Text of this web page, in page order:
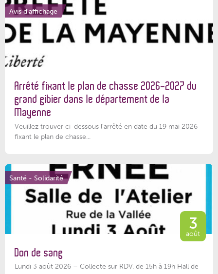
Avis d'affichage
Arrêté fixant le plan de chasse 2026-2027 du
grand gibier dans le département de la
Mayenne
Veuillez trouver ci-dessous l’arrêté en date du 19 mai 2026
fixant le plan de chasse...
Santé - Solidarité
3
août
Don de sang
Lundi 3 août 2026 – Collecte sur RDV. de 15h à 19h Hall de